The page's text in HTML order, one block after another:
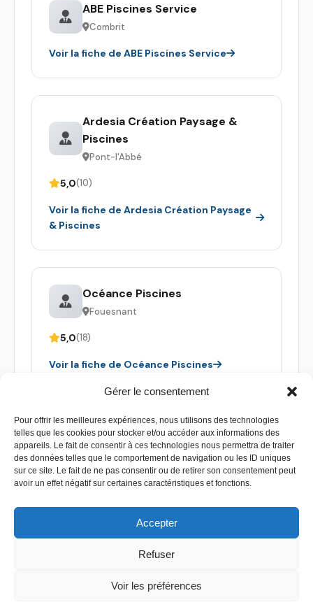
Gérer le consentement
Pour offrir les meilleures expériences, nous utilisons des technologies
telles que les cookies pour stocker et/ou accéder aux informations des
appareils. Le fait de consentir à ces technologies nous permettra de traiter
des données telles que le comportement de navigation ou les ID uniques
sur ce site. Le fait de ne pas consentir ou de retirer son consentement peut
avoir un effet négatif sur certaines caractéristiques et fonctions.
Accepter
Refuser
Voir les préférences
ABE Piscines Service
Combrit
Voir la fiche de ABE Piscines Service
Ardesia Création Paysage &
Piscines
Pont-l'Abbé
5,0(10)
Voir la fiche de Ardesia Création Paysage
& Piscines
Océance Piscines
Fouesnant
5,0(18)
Voir la fiche de Océance Piscines